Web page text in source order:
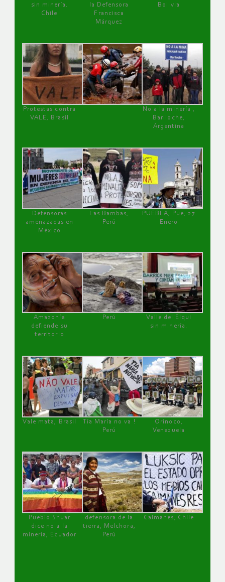
sin minería.
Chile
la Defensora
Francisca
Márquez
Bolivia
Protestas contra
VALE, Brasil
No a la minería ,
Bariloche,
Argentina
Defensoras
amenazadas en
México
Las Bambas,
Perú
PUEBLA, Pue, 27
Enero
Amazonía
defiende su
territorio
Perú
Valle del Elqui
sin minería.
Vale mata, Brasil
Tía María no va !
Perú
Orinoco,
Venezuela
Pueblo Shuar
dice no a la
minería, Ecuador
defensora de la
tierra, Melchora,
Perú
Caimanes, Chile